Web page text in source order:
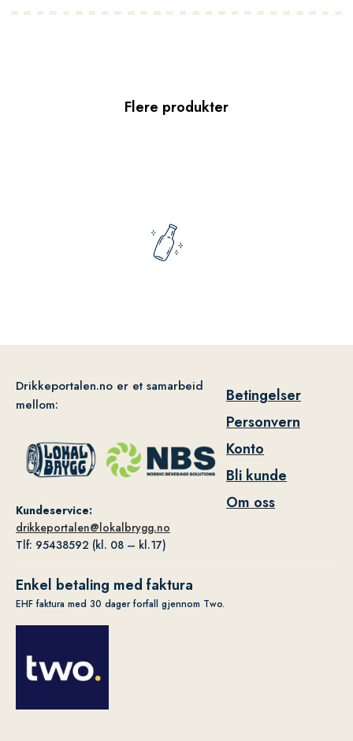
Flere produkter
Drikkeportalen.no er et samarbeid
mellom:
Kundeservice:
drikkeportalen@lokalbrygg.no
Tlf: 95438592 (kl. 08 – kl.17)
Betingelser
Personvern
Konto
Bli kunde
Om oss
Enkel betaling med faktura
EHF faktura med 30 dager forfall gjennom Two.